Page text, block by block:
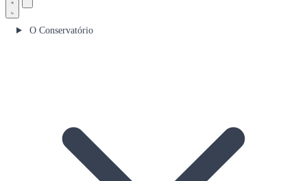
O Conservatório